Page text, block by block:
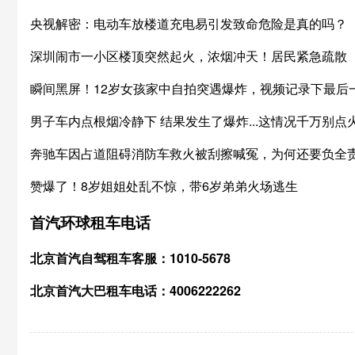
央视解密：电动车放楼道充电易引发致命危险是真的吗？
深圳闹市一小区楼顶突然起火，浓烟冲天！居民紧急疏散
瞬间黑屏！12岁女孩家中自拍突遇爆炸，视频记录下最后
男子车内点根烟冷静下 结果发生了爆炸...这情况千万别点
奔驰车因占道阻碍消防车救火被刮擦喊冤，为何还要负全
赞爆了！8岁姐姐处乱不惊，带6岁弟弟火场逃生
首汽环球租车电话
北京首汽自驾租车客服：1010-5678
北京首汽大巴租车电话：4006222262